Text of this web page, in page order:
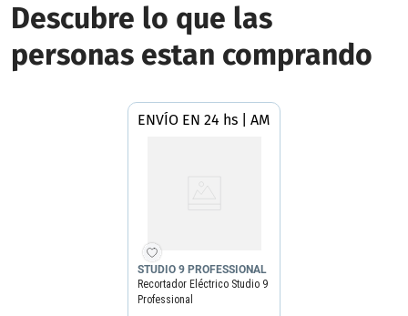
Descubre lo que las
personas estan comprando
ENVÍO EN 24 hs | AMBA
STUDIO 9 PROFESSIONAL
Recortador Eléctrico Studio 9
Professional